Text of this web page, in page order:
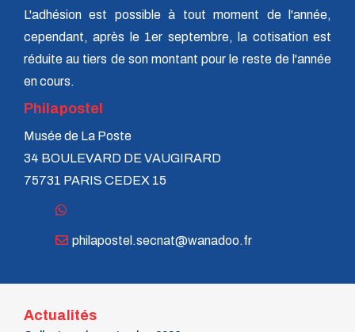
L'adhésion est possible à tout moment de l'année,
cependant, après le 1er septembre, la cotisation est
réduite au tiers de son montant pour le reste de l'année
en cours.
Philapostel
Musée de La Poste
34 BOULEVARD DE VAUGIRARD
75731 PARIS CEDEX 15
philapostel.secnat@wanadoo.fr
Actualités